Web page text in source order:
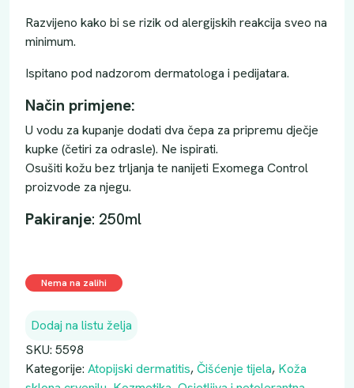
Razvijeno kako bi se rizik od alergijskih reakcija sveo na
minimum.
Ispitano pod nadzorom dermatologa i pedijatara.
Način primjene:
U vodu za kupanje dodati dva čepa za pripremu dječje
kupke (četiri za odrasle). Ne ispirati.
Osušiti kožu bez trljanja te nanijeti Exomega Control
proizvode za njegu.
Pakiranje: 250ml
Nema na zalihi
Dodaj na listu želja
SKU: 5598
Kategorije: Atopijski dermatitis,Čišćenje tijela, Koža